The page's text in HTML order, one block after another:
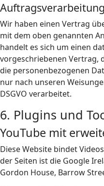
Auftragsverarbeitung
Wir haben einen Vertrag
mit dem oben genannten
handelt es sich um einen
vorgeschriebenen Vertrag,
die personenbezogenen
nur nach unseren
DSGVO verarbeitet.
6. Plugins und
YouTube mit
Diese Website bindet
der Seiten ist die Google
Gordon House, Barrow